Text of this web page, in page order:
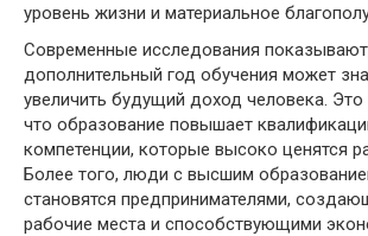
уровень жизни и материальное
Современные исследования
дополнительный год обучения может
увеличить будущий доход человека. Это
что образование повышает
компетенции, которые высоко ценятся
Более того, люди с высшим
становятся предпринимателями,
рабочие места и способствующими